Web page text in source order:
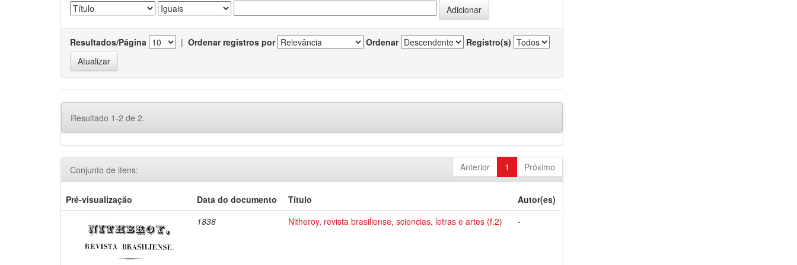
Resultados/Página | Ordenar registros por Ordenar Registro(s)
Resultado 1-2 de 2.
Anterior 1 Próximo
Conjunto de itens:
Pré-visualização Data do documento Título
Autor(es)
1836
Nitheroy, revista brasiliense, sciencias, letras e artes (f.2) -